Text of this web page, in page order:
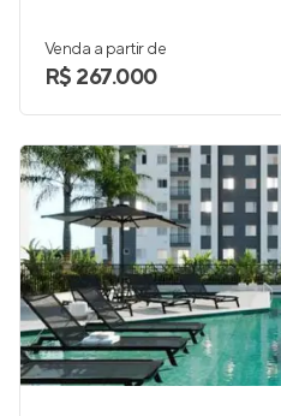
Venda a partir de
R$ 267.000